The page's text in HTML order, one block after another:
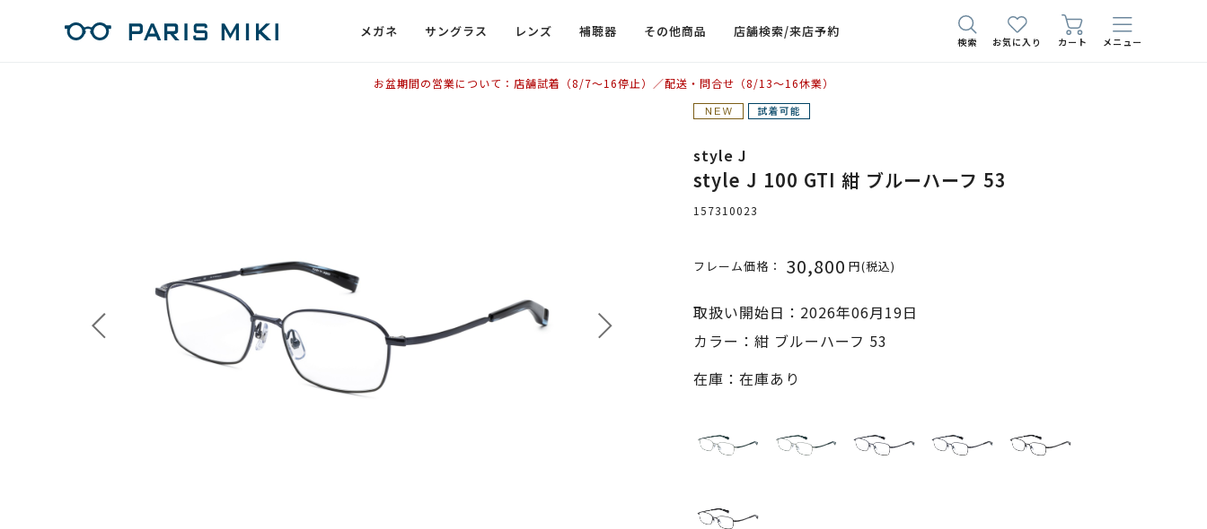
メガネ サングラス レンズ 補聴器 その他商品 店舗検索/来店予約
検索 お気に入り カート メニュー
お盆期間の営業について：店舗試着（8/7〜16停止）／配送・問合せ（8/13〜16休業）
style J
style J 100 GTI 紺 ブルーハーフ 53
157310023
フレーム価格： 30,800 円(税込)
取扱い開始日：2026年06月19日
カラー：紺 ブルーハーフ 53
在庫：在庫あり